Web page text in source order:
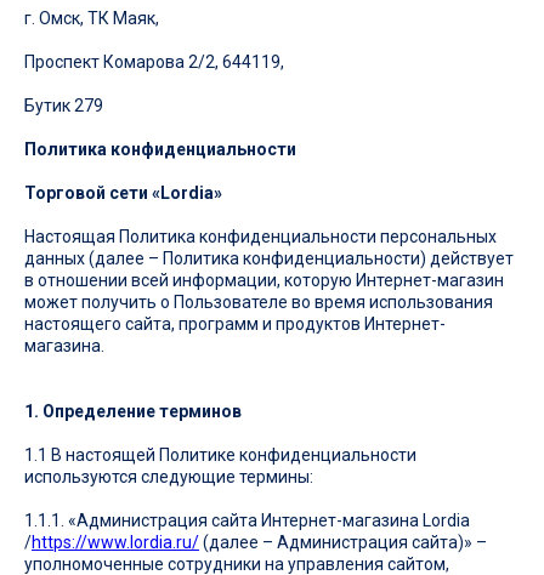
г. Омск, ТК Маяк,
Проспект Комарова 2/2, 644119,
Бутик 279
Политика конфиденциальности
Торговой сети «Lordia»
Настоящая Политика конфиденциальности персональных
данных (далее – Политика конфиденциальности) действует
в отношении всей информации, которую Интернет-магазин
может получить о Пользователе во время использования
настоящего сайта, программ и продуктов Интернет-
магазина.
1. Определение терминов
1.1 В настоящей Политике конфиденциальности
используются следующие термины:
1.1.1. «Администрация сайта Интернет-магазина Lordia
/https://www.lordia.ru/(далее – Администрация сайта)» –
уполномоченные сотрудники на управления сайтом,